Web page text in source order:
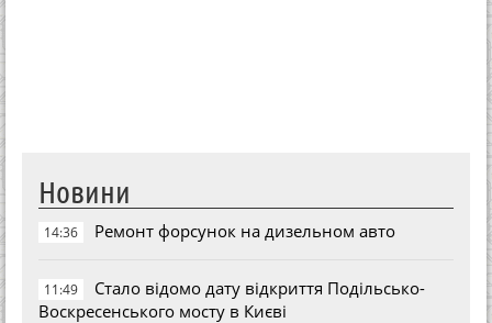
Новини
14:36 Ремонт форсунок на дизельном авто
11:49
Стало відомо дату відкриття Подільсько-
Воскресенського мосту в Києві